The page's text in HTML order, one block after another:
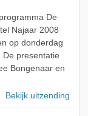
De
Najaar 2008
op donderdag
presentatie
Bongenaar en
Bekijk uitzending